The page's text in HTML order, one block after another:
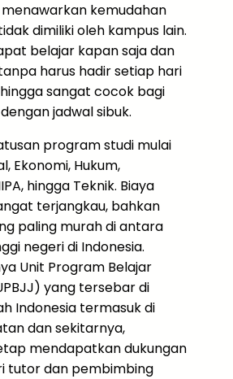
menawarkan kemudahan
dimiliki oleh kampus lain.
belajar kapan saja dan
harus hadir setiap hari
sangat cocok bagi
jadwal sibuk.
program studi mulai
Ekonomi, Hukum,
hingga Teknik. Biaya
terjangkau, bahkan
paling murah di antara
negeri di Indonesia.
Unit Program Belajar
yang tersebar di
Indonesia termasuk di
dan sekitarnya,
mendapatkan dukungan
tutor dan pembimbing